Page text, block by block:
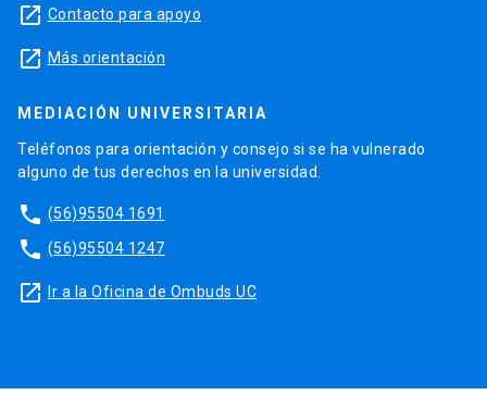
launch Contacto para apoyo
launch Más orientación
MEDIACIÓN UNIVERSITARIA
Teléfonos para orientación y consejo si se ha vulnerado
alguno de tus derechos en la universidad.
phone (56)95504 1691
phone (56)95504 1247
launch Ir a la Oficina de Ombuds UC